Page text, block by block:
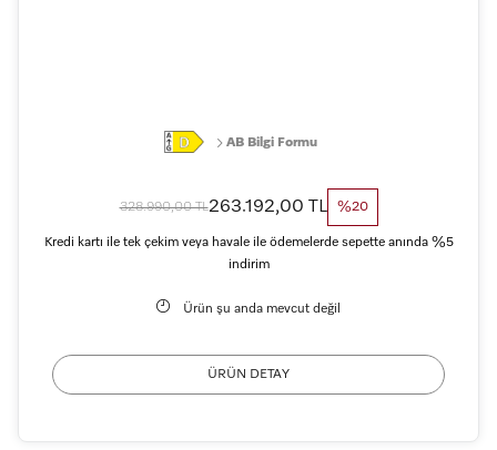
AB Bilgi Formu
328.990,00 TL263.192,00 TL %20
Kredi kartı ile tek çekim veya havale ile ödemelerde sepette anında %5
indirim
Ürün şu anda mevcut değil
ÜRÜN DETAY